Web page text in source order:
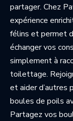
partager. Chez
expérience
félins et permet
échanger vos
simplement à
toilettage.
et aider d’autres
boules de poils
Partagez vos